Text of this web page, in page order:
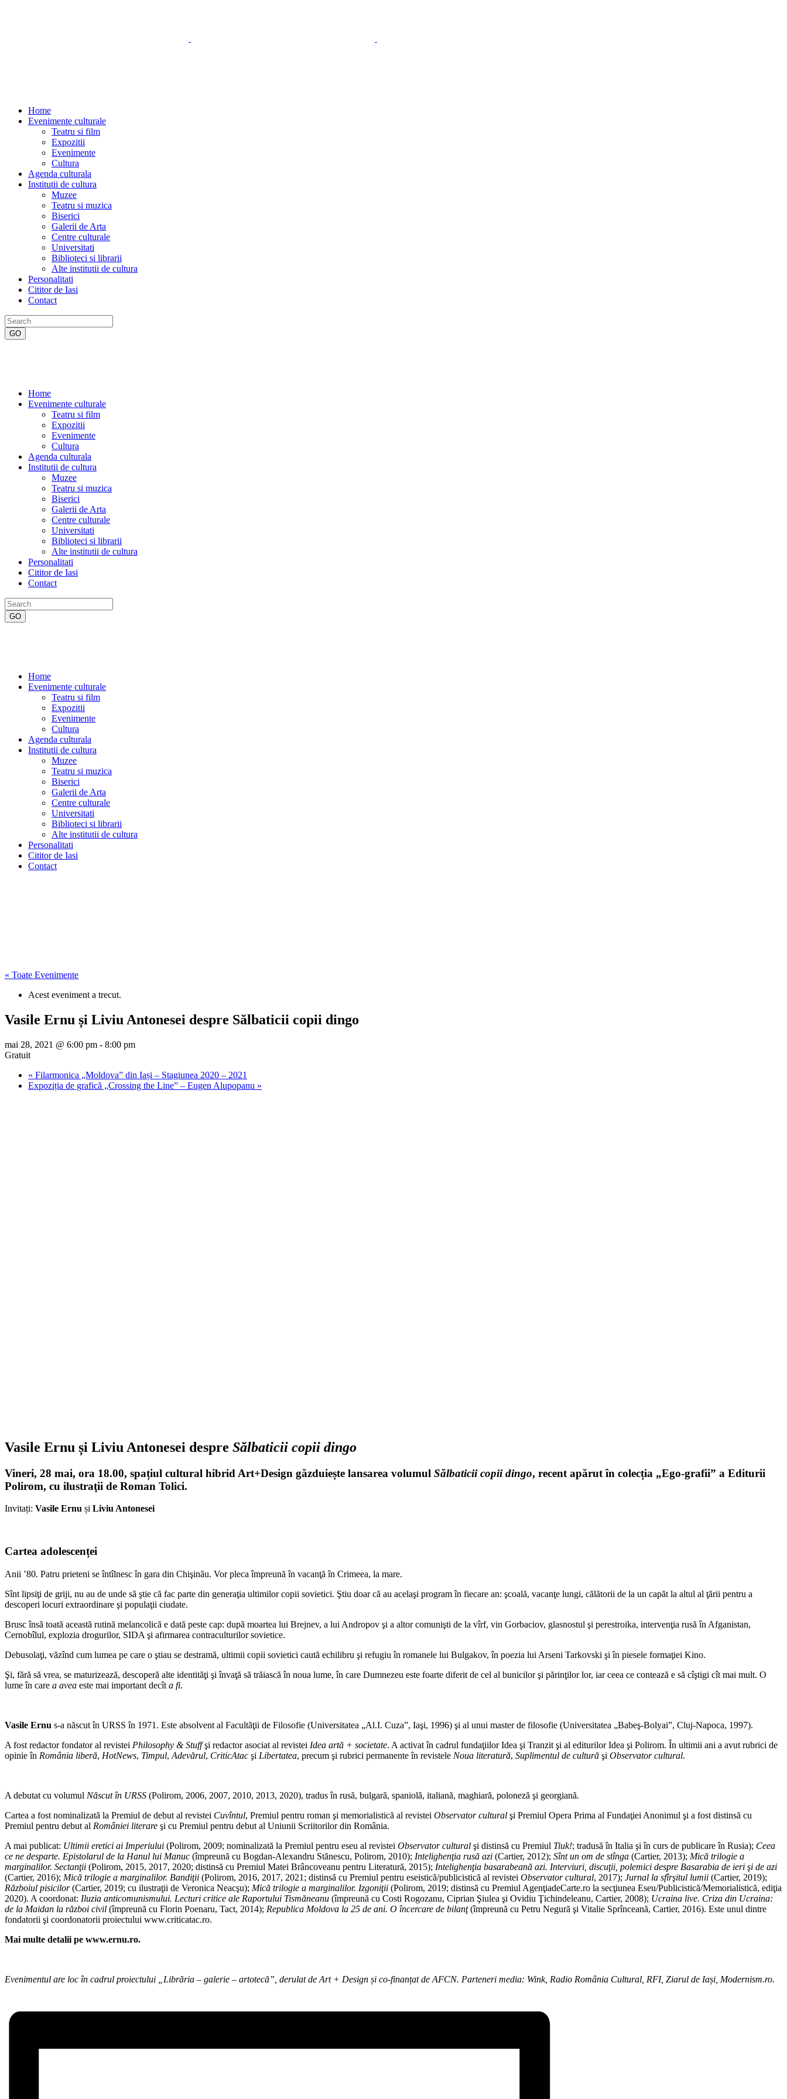
Home
Evenimente culturale
Teatru si film
Expozitii
Evenimente
Cultura
Agenda culturala
Institutii de cultura
Muzee
Teatru si muzica
Biserici
Galerii de Arta
Centre culturale
Universitati
Biblioteci si librarii
Alte institutii de cultura
Personalitati
Cititor de Iasi
Contact
Home
Evenimente culturale
Teatru si film
Expozitii
Evenimente
Cultura
Agenda culturala
Institutii de cultura
Muzee
Teatru si muzica
Biserici
Galerii de Arta
Centre culturale
Universitati
Biblioteci si librarii
Alte institutii de cultura
Personalitati
Cititor de Iasi
Contact
Home
Evenimente culturale
Teatru si film
Expozitii
Evenimente
Cultura
Agenda culturala
Institutii de cultura
Muzee
Teatru si muzica
Biserici
Galerii de Arta
Centre culturale
Universitati
Biblioteci si librarii
Alte institutii de cultura
Personalitati
Cititor de Iasi
Contact
« Toate Evenimente
Acest eveniment a trecut.
Vasile Ernu și Liviu Antonesei despre Sălbaticii copii dingo
mai 28, 2021 @ 6:00 pm - 8:00 pm
Gratuit
« Filarmonica „Moldova” din Iași – Stagiunea 2020 – 2021
Expoziția de grafică „Crossing the Line” – Eugen Alupopanu »
Vasile Ernu și Liviu Antonesei despre Sălbaticii copii dingo
Vineri, 28 mai, ora 18.00, spațiul cultural hibrid Art+Design găzduiește lansarea volumul Sălbaticii copii dingo, recent apărut în colecția „Ego-grafii” a Editurii
Polirom, cu ilustraţii de Roman Tolici.
Invitați: Vasile Ernu și Liviu Antonesei
Cartea adolescenței
Anii ’80. Patru prieteni se întîlnesc în gara din Chişinău. Vor pleca împreună în vacanţă în Crimeea, la mare.
Sînt lipsiţi de griji, nu au de unde să ştie că fac parte din generaţia ultimilor copii sovietici. Ştiu doar că au acelaşi program în fiecare an: şcoală, vacanţe lungi, călătorii de la un capăt la altul al ţării pentru a
descoperi locuri extraordinare şi populaţii ciudate.
Brusc însă toată această rutină melancolică e dată peste cap: după moartea lui Brejnev, a lui Andropov şi a altor comunişti de la vîrf, vin Gorbaciov, glasnostul şi perestroika, intervenţia rusă în Afganistan,
Cernobîlul, explozia drogurilor, SIDA şi afirmarea contraculturilor sovietice.
Debusolaţi, văzînd cum lumea pe care o ştiau se destramă, ultimii copii sovietici caută echilibru şi refugiu în romanele lui Bulgakov, în poezia lui Arseni Tarkovski şi în piesele formaţiei Kino.
Şi, fără să vrea, se maturizează, descoperă alte identităţi şi învaţă să trăiască în noua lume, în care Dumnezeu este foarte diferit de cel al bunicilor şi părinţilor lor, iar ceea ce contează e să cîştigi cît mai mult. O
lume în care a avea este mai important decît a fi.
Vasile Ernu s-a născut în URSS în 1971. Este absolvent al Facultăţii de Filosofie (Universitatea „Al.I. Cuza”, Iaşi, 1996) şi al unui master de filosofie (Universitatea „Babeş-Bolyai”, Cluj-Napoca, 1997).
A fost redactor fondator al revistei Philosophy & Stuffşi redactor asociat al revistei Idea artă + societate. A activat în cadrul fundaţiilor Idea şi Tranzit şi al editurilor Idea şi Polirom. În ultimii ani a avut rubrici de
opinie în România liberă, HotNews, Timpul, Adevărul, CriticAtac şi Libertatea, precum şi rubrici permanente în revistele Noua literatură, Suplimentul de cultură şi Observator cultural.
A debutat cu volumul Născut în URSS (Polirom, 2006, 2007, 2010, 2013, 2020), tradus în rusă, bulgară, spaniolă, italiană, maghiară, poloneză şi georgiană.
Cartea a fost nominalizată la Premiul de debut al revistei Cuvîntul, Premiul pentru roman şi memorialistică al revistei Observator cultural şi Premiul Opera Prima al Fundaţiei Anonimul şi a fost distinsă cu
Premiul pentru debut al României literare şi cu Premiul pentru debut al Uniunii Scriitorilor din România.
A mai publicat: Ultimii eretici ai Imperiului (Polirom, 2009; nominalizată la Premiul pentru eseu al revistei Observator cultural şi distinsă cu Premiul Tiuk!; tradusă în Italia şi în curs de publicare în Rusia); Ceea
ce ne desparte. Epistolarul de la Hanul lui Manuc (împreună cu Bogdan-Alexandru Stănescu, Polirom, 2010); Intelighenţia rusă azi (Cartier, 2012); Sînt un om de stînga (Cartier, 2013); Mică trilogie a
marginalilor. Sectanţii (Polirom, 2015, 2017, 2020; distinsă cu Premiul Matei Brâncoveanu pentru Literatură, 2015); Intelighenţia basarabeană azi. Interviuri, discuţii, polemici despre Basarabia de ieri şi de azi
(Cartier, 2016); Mică trilogie a marginalilor. Bandiţii (Polirom, 2016, 2017, 2021; distinsă cu Premiul pentru eseistică/publicistică al revistei Observator cultural, 2017); Jurnal la sfîrşitul lumii (Cartier, 2019);
Războiul pisicilor(Cartier, 2019; cu ilustraţii de Veronica Neacşu); Mică trilogie a marginalilor. Izgoniţii (Polirom, 2019; distinsă cu Premiul AgenţiadeCarte.ro la secţiunea Eseu/Publicistică/Memorialistică, ediţia
2020). A coordonat: Iluzia anticomunismului. Lecturi critice ale Raportului Tismăneanu (împreună cu Costi Rogozanu, Ciprian Şiulea şi Ovidiu Ţichindeleanu, Cartier, 2008); Ucraina live. Criza din Ucraina:
de la Maidan la război civil (împreună cu Florin Poenaru, Tact, 2014); Republica Moldova la 25 de ani. O încercare de bilanţ(împreună cu Petru Negură şi Vitalie Sprînceană, Cartier, 2016). Este unul dintre
fondatorii şi coordonatorii proiectului www.criticatac.ro.
Mai multe detalii pe www.ernu.ro.
Evenimentul are loc în cadrul proiectului Librăria – galerie – artotecă”, derulat de Art + Design și co-finanțat de AFCN. Parteneri media: Wink, Radio România Cultural, RFI, Ziarul de Iași, Modernism.ro.